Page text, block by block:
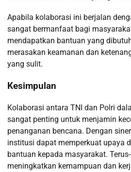
Apabila kolaborasi ini berjalan
sangat bermanfaat bagi
mendapatkan bantuan yang
merasakan keamanan dan
yang sulit.
Kesimpulan
Kolaborasi antara TNI dan Polri
sangat penting untuk menjamin
penanganan bencana. Dengan
institusi dapat memperkuat upaya
bantuan kepada masyarakat.
meningkatkan kemampuan dan